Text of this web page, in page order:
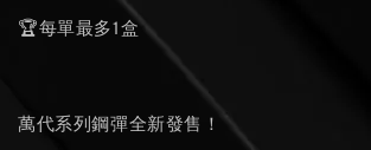
🏆每單最多1盒
萬代系列鋼彈全新發售！